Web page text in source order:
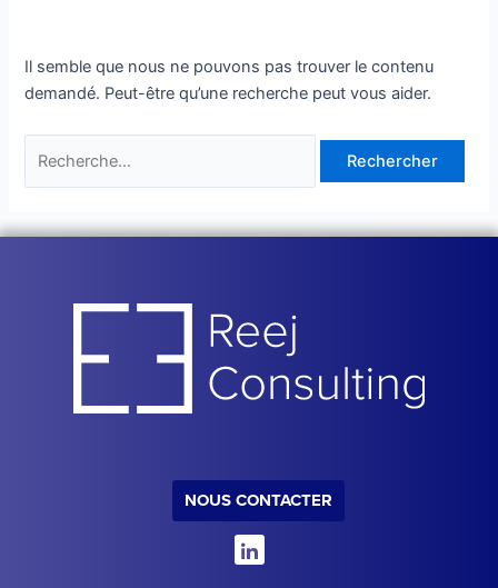
Il semble que nous ne pouvons pas trouver le contenu
demandé. Peut-être qu’une recherche peut vous aider.
NOUS CONTACTER